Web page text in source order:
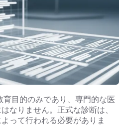
育目的のみであり、専門的な医
なりません。正式な診断は、
って行われる必要がありま